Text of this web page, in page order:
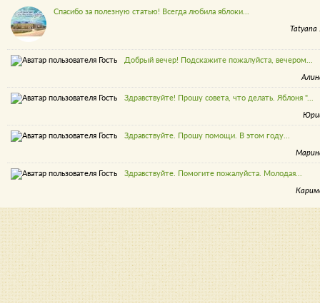
Спасибо за полезную статью! Всегда любила яблоки...
Tatyana
Добрый вечер! Подскажите пожалуйста, вечером...
Здравствуйте! Прошу совета, что делать. Яблоня "...
Здравствуйте. Прошу помощи. В этом году...
Здравствуйте. Помогите пожалуйста. Молодая...